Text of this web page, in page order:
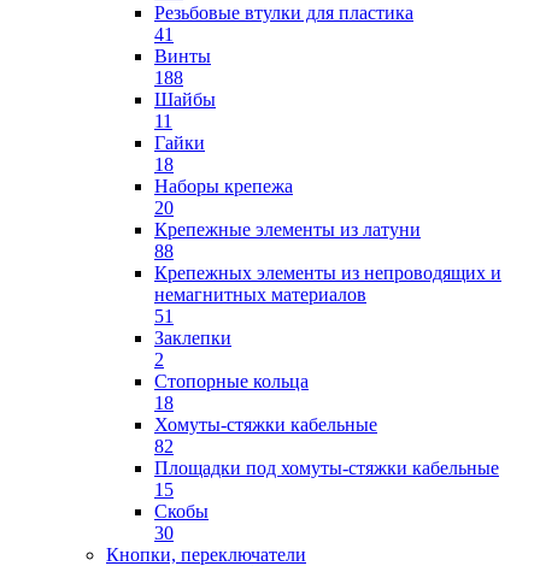
Резьбовые втулки для пластика
41
Винты
188
Шайбы
11
Гайки
18
Наборы крепежа
20
Крепежные элементы из латуни
88
Крепежных элементы из непроводящих и
немагнитных материалов
51
Заклепки
2
Стопорные кольца
18
Хомуты-стяжки кабельные
82
Площадки под хомуты-стяжки кабельные
15
Скобы
30
Кнопки, переключатели